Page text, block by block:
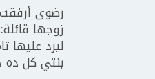
رضوى
زوجها
ليرد عليها
بنتي كل ده